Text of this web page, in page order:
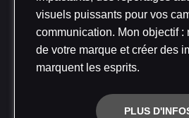
visuels puissants pour vos
communication. Mon objectif :
de votre marque et créer des
marquent les esprits.
PLUS